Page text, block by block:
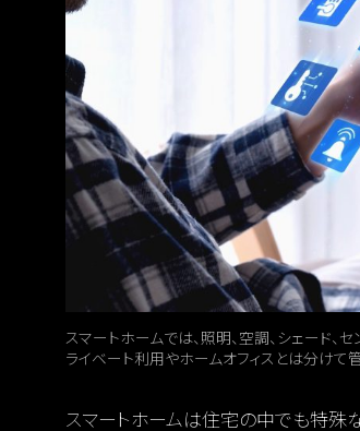
スマートホームでは、照明、空調、シェード、
ライベート利用やホームオフィスとは分けて
スマートホームは住宅の中でも特殊